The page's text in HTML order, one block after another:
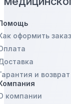
оформить заказ
и возврат
компании